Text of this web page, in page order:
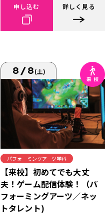
申し込む 詳しく見る
8/8(土)
パフォーミングアーツ学科
【来校】初めてでも大丈
夫！ゲーム配信体験！（パ
フォーミングアーツ／ネッ
トタレント)